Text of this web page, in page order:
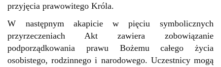
przyjęcia prawowitego Króla.
W następnym akapicie w pięciu symbolicznych
przyrzeczeniach Akt zawiera zobowiązanie
podporządkowania prawu Bożemu całego życia
osobistego, rodzinnego i narodowego. Uczestnicy mogą